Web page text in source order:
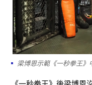
梁博恩示範《一秒拳王》